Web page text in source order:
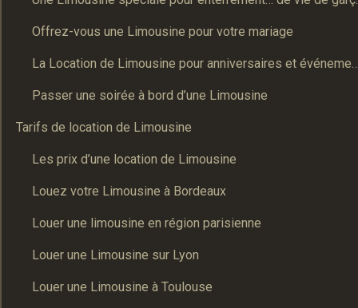
Offrez-vous une Limousine pour votre mariage
La Location de Limousine pour
Passer une soirée à bord d’une Limousine
Tarifs de location de Limousine
Les prix d’une location de Limousine
Louez votre Limousine à Bordeaux
Louer une limousine en région parisienne
Louer une Limousine sur Lyon
Louer une Limousine à Toulouse